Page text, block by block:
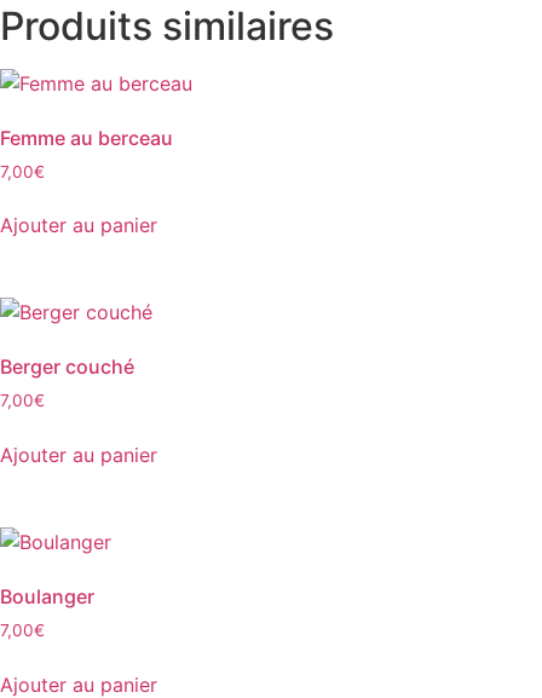
Produits similaires
Femme au berceau
7,00€
Ajouter au panier
Berger couché
7,00€
Ajouter au panier
Boulanger
7,00€
Ajouter au panier